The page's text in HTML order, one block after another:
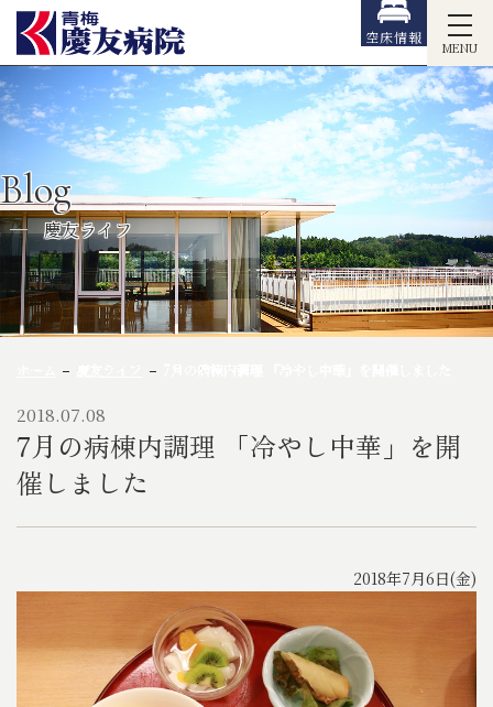
MENU
空床情報
Blog
慶友ライフ
7月の病棟内調理 「冷やし中華」を開催しました
2018.07.08
7月の病棟内調理 「冷やし中華」を開
催しました
2018年7月6日(金)